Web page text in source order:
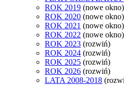
ROK 2019 (nowe okno)
ROK 2020 (nowe okno)
ROK 2021 (nowe okno)
ROK 2022 (nowe okno)
ROK 2023 (rozwiń)
ROK 2024 (rozwiń)
ROK 2025 (rozwiń)
ROK 2026 (rozwiń)
LATA 2008-2018